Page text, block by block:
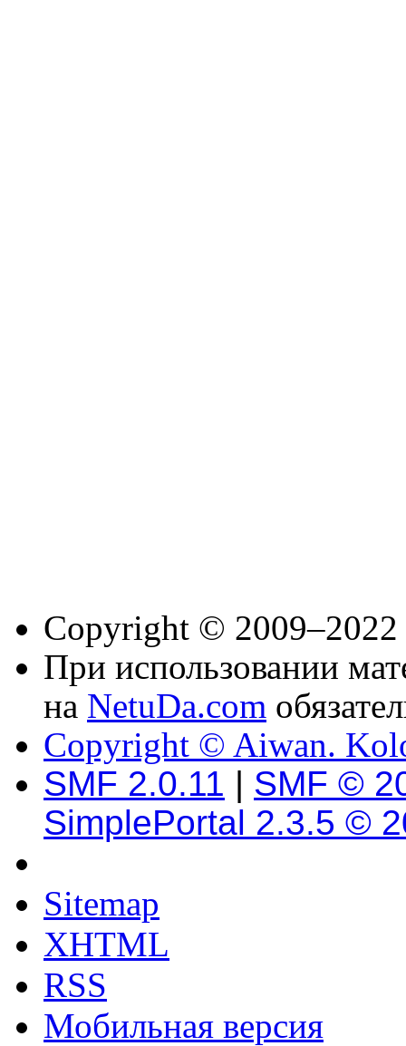
Copyright © 2009–2022
При использовании
на NetuDa.com
Copyright © Aiwan.
SMF 2.0.11 | SMF ©
SimplePortal 2.3.5 ©
Sitemap
XHTML
RSS
Мобильная версия